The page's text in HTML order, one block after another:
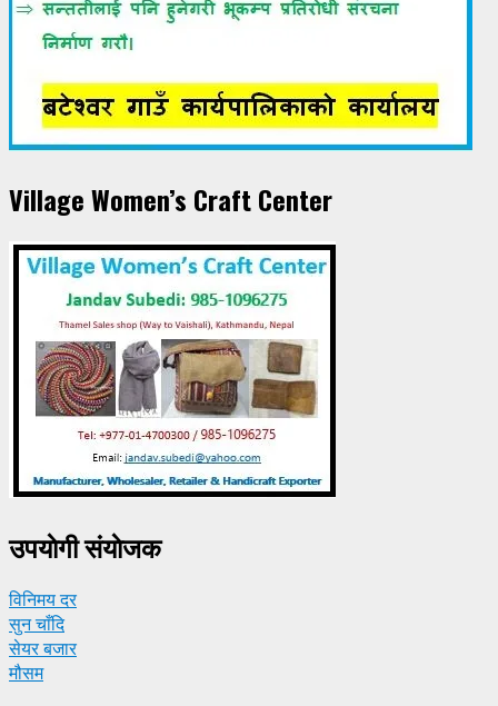
Village Women’s Craft Center
उपयाेगी संयाेजक
विनिमय दर
सुन चाँदि
सेयर बजार
मौसम